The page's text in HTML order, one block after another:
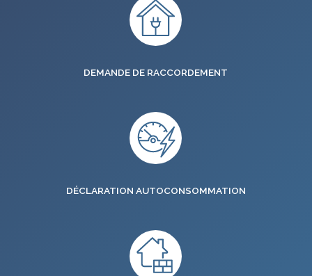
DEMANDE DE RACCORDEMENT
DÉCLARATION AUTOCONSOMMATION